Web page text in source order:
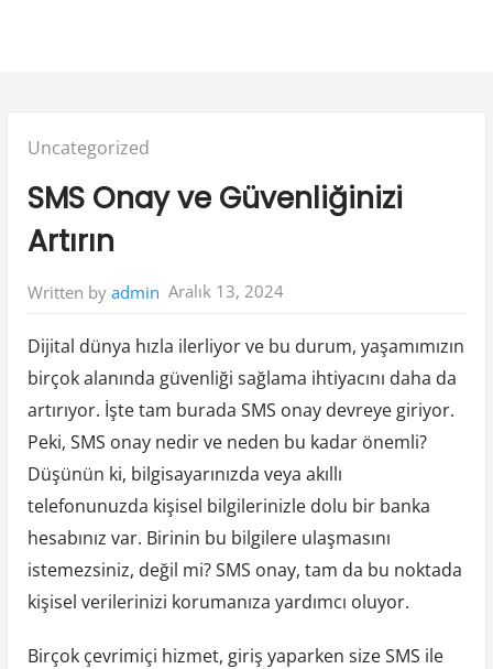
Posted
Uncategorized
SMS Onay ve Güvenliğinizi
Artırın
Written by admin Aralık 13, 2024
Dijital dünya hızla ilerliyor ve bu durum, yaşamımızın
birçok alanında güvenliği sağlama ihtiyacını daha da
artırıyor. İşte tam burada SMS onay devreye giriyor.
Peki, SMS onay nedir ve neden bu kadar önemli?
Düşünün ki, bilgisayarınızda veya akıllı
telefonunuzda kişisel bilgilerinizle dolu bir banka
hesabınız var. Birinin bu bilgilere ulaşmasını
istemezsiniz, değil mi? SMS onay, tam da bu noktada
kişisel verilerinizi korumanıza yardımcı oluyor.
Birçok çevrimiçi hizmet, giriş yaparken size SMS ile